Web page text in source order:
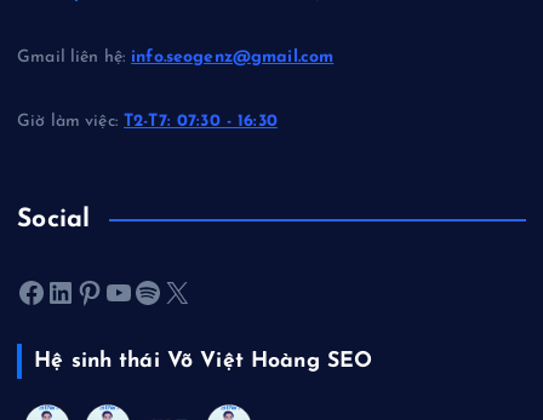
Gmail liên hệ: info.seogenz@gmail.com
Giờ làm việc:T2-T7: 07:30 - 16:30
Social
Facebook LinkedIn Pinterest Youtube Spotify X
Hệ sinh thái Võ Việt Hoàng SEO